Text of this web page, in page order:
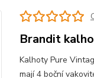
Brandit
Kalhoty Pure
mají 4 boční